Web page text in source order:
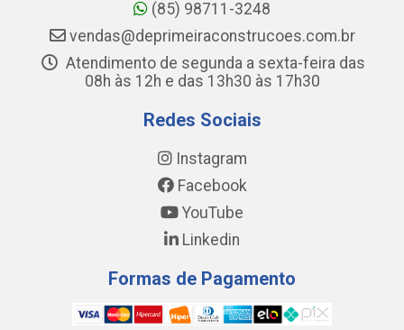
(85) 98711-3248
vendas@deprimeiraconstrucoes.com.br
Atendimento de segunda a sexta-feira das
08h às 12h e das 13h30 às 17h30
Redes Sociais
Instagram
Facebook
YouTube
Linkedin
Formas de Pagamento